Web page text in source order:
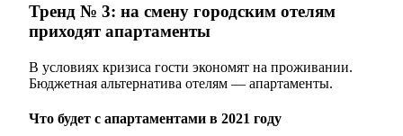
Тренд № 3: на смену городским отелям
приходят апартаменты⠀
В условиях кризиса гости экономят на проживании.
Бюджетная альтернатива отелям — апартаменты.
Что будет с апартаментами в 2021 году